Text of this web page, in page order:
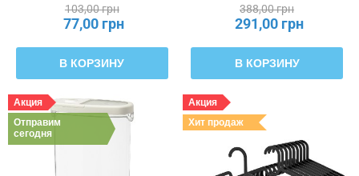
103,00 грн
77,00 грн
В КОРЗИНУ
388,00 грн
291,00 грн
В КОРЗИНУ
Акция
Отправим
сегодня
Акция
Хит продаж